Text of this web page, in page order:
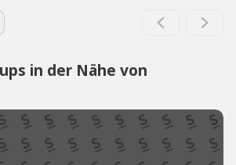
in der Nähe von